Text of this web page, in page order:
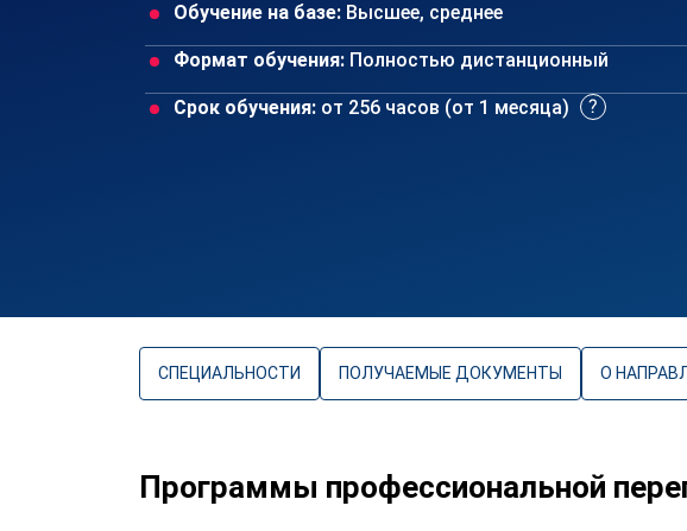
Обучение на базе: Высшее, среднее
Формат обучения: Полностью дистанционный
Срок обучения: от 256 часов (от 1 месяца)
СПЕЦИАЛЬНОСТИ ПОЛУЧАЕМЫЕ ДОКУМЕНТЫ О
Программы профессиональной